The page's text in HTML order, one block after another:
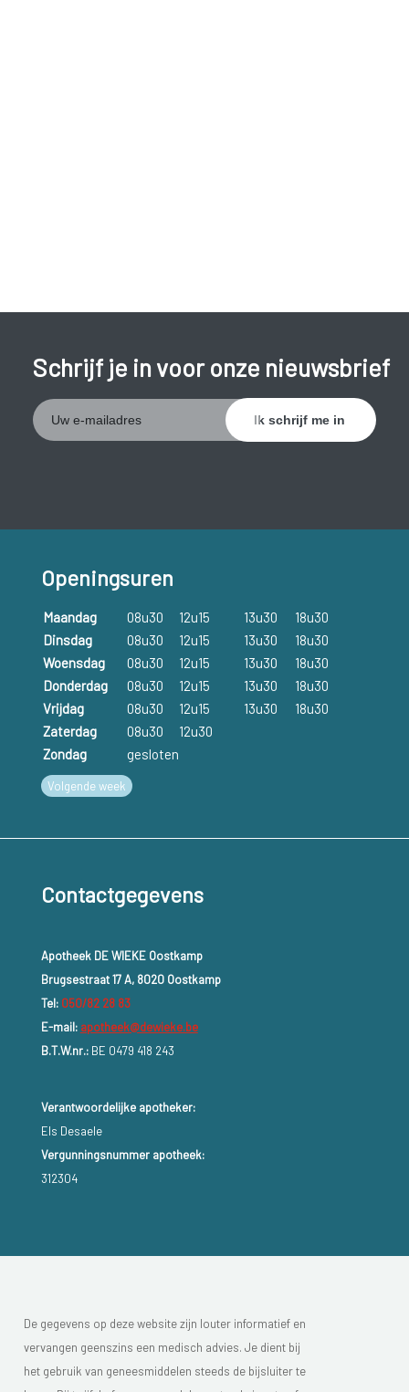
Schrijf je in voor onze nieuwsbrief
Openingsuren
Maandag 08u30 12u15 13u30
18u30
Dinsdag
08u30 12u15 13u30
18u30
Woensdag
08u30 12u15 13u30
18u30
Donderdag
08u30 12u15 13u30
18u30
Vrijdag
08u30 12u15 13u30
18u30
Zaterdag
08u30
12u30
Zondag
gesloten
Volgende week
Contactgegevens
Apotheek DE WIEKE Oostkamp
Brugsestraat 17 A, 8020 Oostkamp
Tel: 050/82 28 83
E-mail: apotheek@dewieke.be
B.T.W.nr.:BE 0479 418 243
Verantwoordelijke apotheker:
Els Desaele
Vergunningsnummer apotheek:
312304
De gegevens op deze website zijn louter informatief en
vervangen geenszins een medisch advies. Je dient bij
het gebruik van geneesmiddelen steeds de bijsluiter te